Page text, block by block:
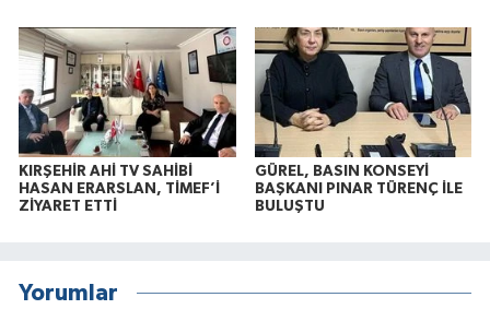
KIRŞEHİR AHİ TV SAHİBİ
HASAN ERARSLAN, TİMEF’İ
ZİYARET ETTİ
GÜREL, BASIN KONSEYİ
BAŞKANI PINAR TÜRENÇ İLE
BULUŞTU
Yorumlar